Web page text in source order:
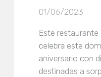
01/06/2023
Este
celebra este
aniversario con
destinadas a